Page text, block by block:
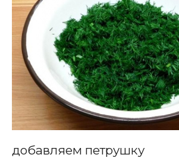
добавляем петрушку